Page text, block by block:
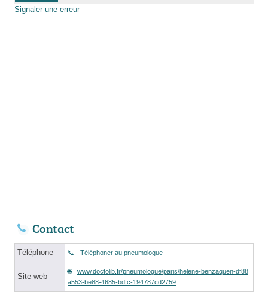
Signaler une erreur
Contact
Téléphone Téléphoner au pneumologue
Site web
www.doctolib.fr/pneumologue/paris/helene-benzaquen-df88
a553-be88-4685-bdfc-194787cd2759